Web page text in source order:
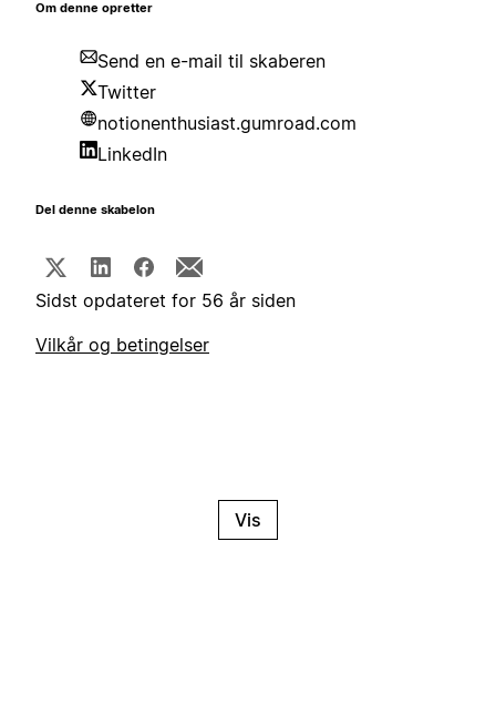
Om denne opretter
Send en e-mail til skaberen
Twitter
notionenthusiast.gumroad.com
LinkedIn
Del denne skabelon
Sidst opdateret for 56 år siden
Vilkår og betingelser
Vis